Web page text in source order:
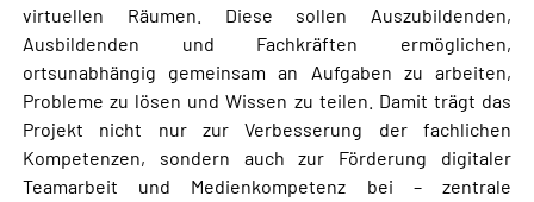
virtuellen Räumen. Diese sollen Auszubildenden,
Ausbildenden und Fachkräften ermöglichen,
ortsunabhängig gemeinsam an Aufgaben zu arbeiten,
Probleme zu lösen und Wissen zu teilen. Damit trägt das
Projekt nicht nur zur Verbesserung der fachlichen
Kompetenzen, sondern auch zur Förderung digitaler
Teamarbeit und Medienkompetenz bei – zentrale